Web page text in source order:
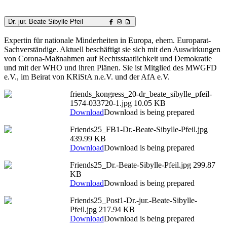
Dr. jur. Beate Sibylle Pfeil
Expertin für nationale Minderheiten in Europa, ehem. Europarat-
Sachverständige. Aktuell beschäftigt sie sich mit den Auswirkungen
von Corona-Maßnahmen auf Rechtsstaatlichkeit und Demokratie
und mit der WHO und ihren Plänen. Sie ist Mitglied des MWGFD
e.V., im Beirat von KRiStA n.e.V. und der AfA e.V.
friends_kongress_20-dr_beate_sibylle_pfeil-
1574-033720-1.jpg 10.05 KB
DownloadDownload is being prepared
Friends25_FB1-Dr.-Beate-Sibylle-Pfeil.jpg
439.99 KB
DownloadDownload is being prepared
Friends25_Dr.-Beate-Sibylle-Pfeil.jpg 299.87
KB
DownloadDownload is being prepared
Friends25_Post1-Dr.-jur.-Beate-Sibylle-
Pfeil.jpg 217.94 KB
DownloadDownload is being prepared